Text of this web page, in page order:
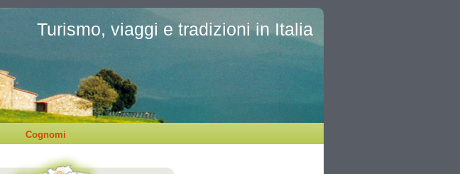
Turismo, viaggi e tradizioni in Italia
Cognomi